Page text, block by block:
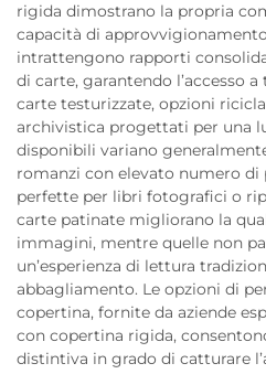
rigida dimostrano la propria
capacità di
intrattengono rapporti
di carte, garantendo l’accesso
carte testurizzate, opzioni
archivistica progettati per una
disponibili variano
romanzi con elevato numero di
perfette per libri fotografici o
carte patinate migliorano la
immagini, mentre quelle non
un’esperienza di lettura
abbagliamento. Le opzioni di
copertina, fornite da aziende
con copertina rigida,
distintiva in grado di catturare